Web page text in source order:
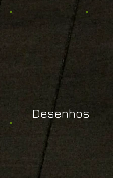
Desenhos